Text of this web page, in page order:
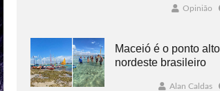
Opinião
Maceió é o ponto
nordeste brasileiro
Alan Caldas